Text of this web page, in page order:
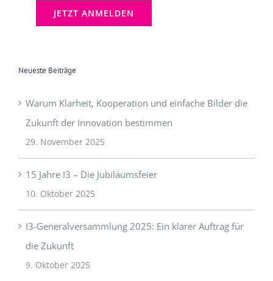
Neueste Beiträge
Warum Klarheit, Kooperation und einfache Bilder die
Zukunft der Innovation bestimmen
29. November 2025
15 Jahre I3 – Die Jubiläumsfeier
10. Oktober 2025
I3-Generalversammlung 2025: Ein klarer Auftrag für
die Zukunft
9. Oktober 2025